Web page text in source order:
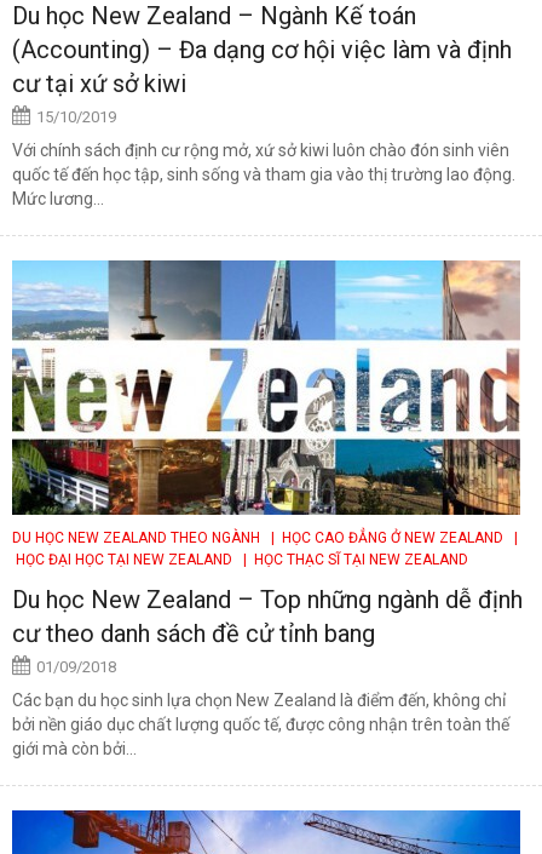
Du học New Zealand – Ngành Kế toán
(Accounting) – Đa dạng cơ hội việc làm và định
cư tại xứ sở kiwi
15/10/2019
Với chính sách định cư rộng mở, xứ sở kiwi luôn chào đón sinh viên
quốc tế đến học tập, sinh sống và tham gia vào thị trường lao động.
Mức lương...
DU HỌC NEW ZEALAND THEO NGÀNH | HỌC CAO ĐẲNG Ở NEW ZEALAND
HỌC ĐẠI HỌC TẠI NEW ZEALAND
| HỌC THẠC SĨ TẠI NEW ZEALAND
Du học New Zealand – Top những ngành dễ định
cư theo danh sách đề cử tỉnh bang
01/09/2018
Các bạn du học sinh lựa chọn New Zealand là điểm đến, không chỉ
bởi nền giáo dục chất lượng quốc tế, được công nhận trên toàn thế
giới mà còn bởi...